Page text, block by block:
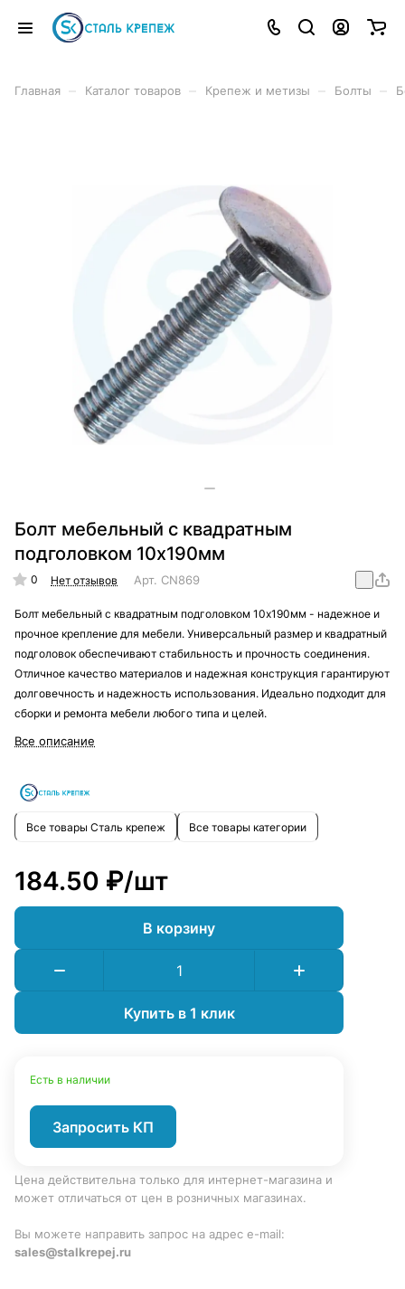
Главная Каталог товаров Крепеж и метизы Болты
Болт мебельный с квадратным
подголовком 10х190мм
0 Нет отзывов Арт. CN869
Болт мебельный с квадратным подголовком 10х190мм - надежное и
прочное крепление для мебели. Универсальный размер и квадратный
подголовок обеспечивают стабильность и прочность соединения.
Отличное качество материалов и надежная конструкция гарантируют
долговечность и надежность использования. Идеально подходит для
сборки и ремонта мебели любого типа и целей.
Все описание
Все товары Сталь крепеж Все товары категории
184.50 ₽/шт
В корзину
Купить в 1 клик
Есть в наличии
Запросить КП
Цена действительна только для интернет-магазина и
может отличаться от цен в розничных магазинах.
Вы можете направить запрос на адрес e-mail:
sales@stalkrepej.ru